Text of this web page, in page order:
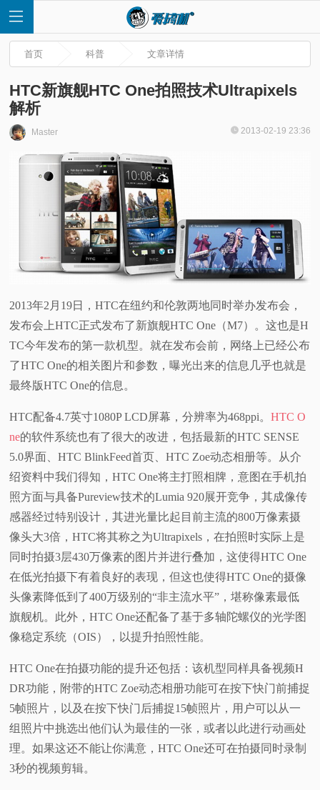
首
页
评
测
视
频
科
体
验
专
题
首页 科普 文章详情
HTC新旗舰HTC One拍照技术Ultrapixels
解析
Master 2013-02-19 23:36
2013年2月19日，HTC在纽约和伦敦两地同时举办发布会，
发布会上HTC正式发布了新旗舰HTC One（M7）。这也是H
TC今年发布的第一款机型。就在发布会前，网络上已经公布
了HTC One的相关图片和参数，曝光出来的信息几乎也就是
最终版HTC One的信息。
HTC配备4.7英寸1080P LCD屏幕，分辨率为468ppi。HTC O
ne的软件系统也有了很大的改进，包括最新的HTC SENSE
5.0界面、HTC BlinkFeed首页、HTC Zoe动态相册等。从介
绍资料中我们得知，HTC One将主打照相牌，意图在手机拍
照方面与具备Pureview技术的Lumia 920展开竞争，其成像传
感器经过特别设计，其进光量比起目前主流的800万像素摄
像头大3倍，HTC将其称之为Ultrapixels，在拍照时实际上是
同时拍摄3层430万像素的图片并进行叠加，这使得HTC One
在低光拍摄下有着良好的表现，但这也使得HTC One的摄像
头像素降低到了400万级别的“非主流水平”，堪称像素最低
旗舰机。此外，HTC One还配备了基于多轴陀螺仪的光学图
像稳定系统（OIS），以提升拍照性能。
HTC One在拍摄功能的提升还包括：该机型同样具备视频H
DR功能，附带的HTC Zoe动态相册功能可在按下快门前捕捉
5帧照片，以及在按下快门后捕捉15帧照片，用户可以从一
组照片中挑选出他们认为最佳的一张，或者以此进行动画处
理。如果这还不能让你满意，HTC One还可在拍摄同时录制
3秒的视频剪辑。